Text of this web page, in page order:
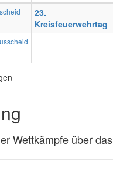
23.
Kreisfeuerwehrtag
Wettkämpfe über